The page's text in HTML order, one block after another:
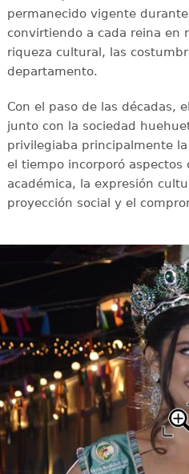
permanecido vigente
convirtiendo a cada reina en
riqueza cultural, las
departamento.
Con el paso de las décadas,
junto con la sociedad
privilegiaba principalmente
el tiempo incorporó aspectos
académica, la expresión
proyección social y el